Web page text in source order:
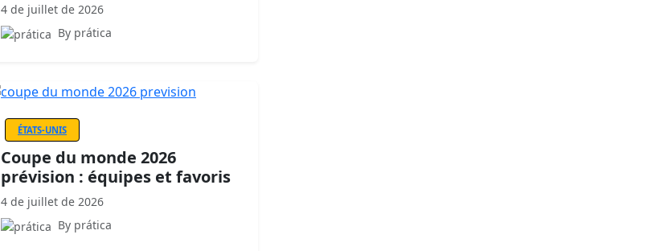
4 de juillet de 2026
By prática
ÉTATS-UNIS
Coupe du monde 2026
prévision : équipes et favoris
4 de juillet de 2026
By prática